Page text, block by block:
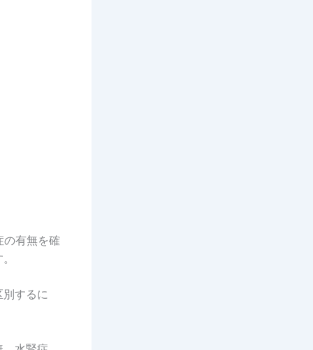
の有無を確
するに